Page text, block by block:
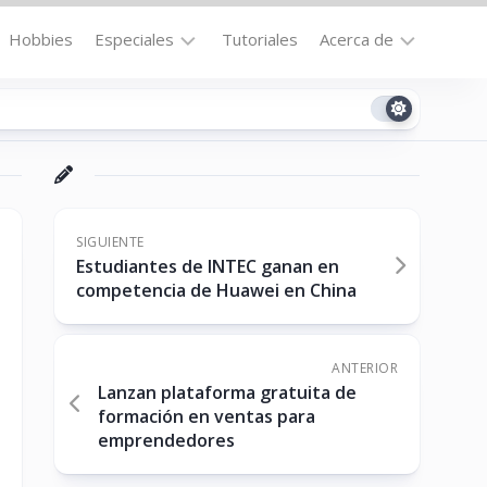
Hobbies Especiales
la
Destacados
Downloads
No-
Tutoriales Acerca de
Contacto
Policy
(US)
SIGUIENTE
Estudiantes de INTEC ganan en
competencia de Huawei en China
ANTERIOR
Lanzan plataforma gratuita de
formación en ventas para
emprendedores